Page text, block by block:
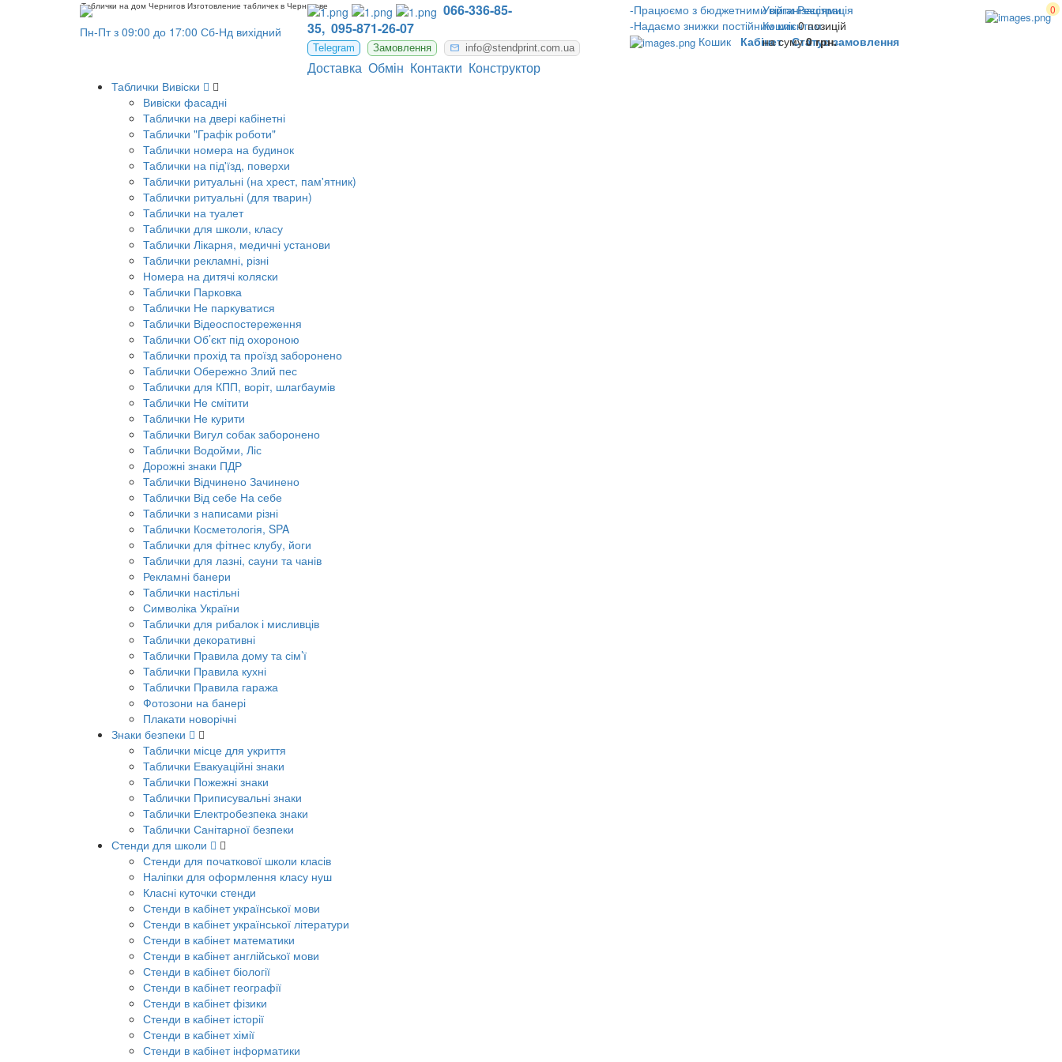
0
Пн-Пт з 09:00 до 17:00 Сб-Нд вихідний
066-336-85-
35, 095-871-26-07
Telegram Замовлення info@stendprint.com.ua
Доставка Обмін Контакти Конструктор
-Працюємо з бюджетними організаціями
-Надаємо знижки постійним клієнтам
Кошик
Кабінет Статус замовлення
Увійти Реєстрація
Кошик0 позицій
на суму0 грн.
Таблички Вивіски
Вивіски фасадні
Таблички на двері кабінетні
Таблички "Графік роботи"
Таблички номера на будинок
Таблички на під'їзд, поверхи
Таблички ритуальні (на хрест, пам'ятник)
Таблички ритуальні (для тварин)
Таблички на туалет
Таблички для школи, класу
Таблички Лікарня, медичні установи
Таблички рекламні, різні
Номера на дитячі коляски
Таблички Парковка
Таблички Не паркуватися
Таблички Відеоспостереження
Таблички Об’єкт під охороною
Таблички прохід та проїзд заборонено
Таблички Обережно Злий пес
Таблички для КПП, воріт, шлагбаумів
Таблички Не смітити
Таблички Не курити
Таблички Вигул собак заборонено
Таблички Водойми, Ліс
Дорожні знаки ПДР
Таблички Відчинено Зачинено
Таблички Від себе На себе
Таблички з написами різні
Таблички Косметологія, SPA
Таблички для фітнес клубу, йоги
Таблички для лазні, сауни та чанів
Рекламні банери
Таблички настільні
Символіка України
Таблички для рибалок і мисливців
Таблички декоративні
Таблички Правила дому та сім’ї
Таблички Правила кухні
Таблички Правила гаража
Фотозони на банері
Плакати новорічні
Знаки безпеки
Таблички місце для укриття
Таблички Евакуаційні знаки
Таблички Пожежні знаки
Таблички Приписувальні знаки
Таблички Електробезпека знаки
Таблички Санітарної безпеки
Стенди для школи
Стенди для початкової школи класів
Наліпки для оформлення класу нуш
Класні куточки стенди
Стенди в кабінет української мови
Стенди в кабінет української літератури
Стенди в кабінет математики
Стенди в кабінет англійської мови
Стенди в кабінет біології
Стенди в кабінет географії
Стенди в кабінет фізики
Стенди в кабінет історії
Стенди в кабінет хімії
Стенди в кабінет інформатики
Таблички на дом Чернигов Изготовление табличек в Чернигове